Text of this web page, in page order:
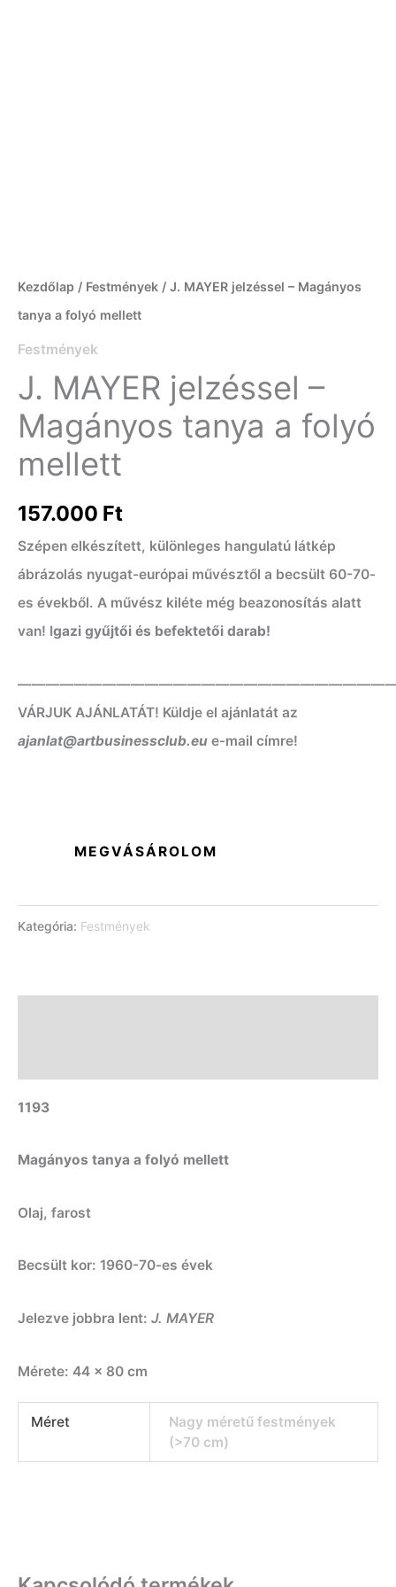
Kezdőlap / Festmények / J. MAYER jelzéssel – Magányos
tanya a folyó mellett
Festmények
J. MAYER jelzéssel –
Magányos tanya a folyó
mellett
157.000 Ft
Szépen elkészített, különleges hangulatú látkép
ábrázolás nyugat-európai művésztől a becsült 60-70-
es évekből. A művész kiléte még beazonosítás alatt
van! Igazi gyűjtői és befektetői darab!
VÁRJUK AJÁNLATÁT! Küldje el ajánlatát az
ajanlat@artbusinessclub.eu e-mail címre!
MEGVÁSÁROLOM
Kategória: Festmények
1193
Magányos tanya a folyó mellett
Olaj, farost
Becsült kor: 1960-70-es évek
Jelezve jobbra lent: J. MAYER
Mérete: 44 x 80 cm
Méret
Nagy méretű festmények
(>70 cm)